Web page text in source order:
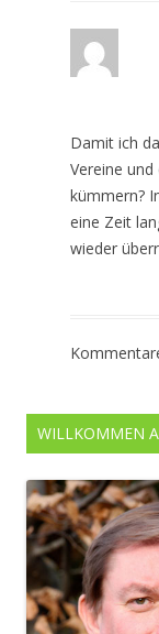
Damit ich
Vereine
kümmern?
eine Zeit
wieder
WILLKOMMEN